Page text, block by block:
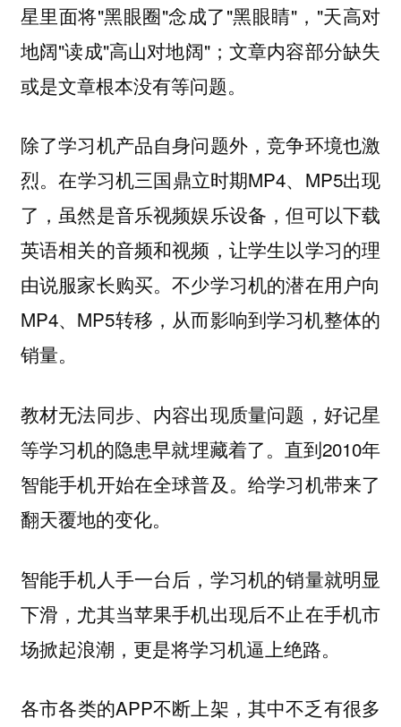
星里面将"黑眼圈"念成了"黑眼睛"，"天高对
地阔"读成"高山对地阔"；文章内容部分缺失
或是文章根本没有等问题。
除了学习机产品自身问题外，竞争环境也激
烈。在学习机三国鼎立时期MP4、MP5出现
了，虽然是音乐视频娱乐设备，但可以下载
英语相关的音频和视频，让学生以学习的理
由说服家长购买。不少学习机的潜在用户向
MP4、MP5转移，从而影响到学习机整体的
销量。
教材无法同步、内容出现质量问题，好记星
等学习机的隐患早就埋藏着了。直到2010年
智能手机开始在全球普及。给学习机带来了
翻天覆地的变化。
智能手机人手一台后，学习机的销量就明显
下滑，尤其当苹果手机出现后不止在手机市
场掀起浪潮，更是将学习机逼上绝路。
各市各类的APP不断上架，其中不乏有很多